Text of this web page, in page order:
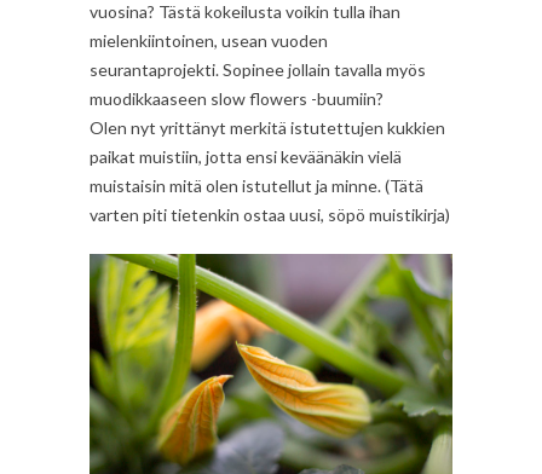
vuosina? Tästä kokeilusta voikin tulla ihan
mielenkiintoinen, usean vuoden
seurantaprojekti. Sopinee jollain tavalla myös
muodikkaaseen slow flowers -buumiin?
Olen nyt yrittänyt merkitä istutettujen kukkien
paikat muistiin, jotta ensi keväänäkin vielä
muistaisin mitä olen istutellut ja minne. (Tätä
varten piti tietenkin ostaa uusi, söpö muistikirja)